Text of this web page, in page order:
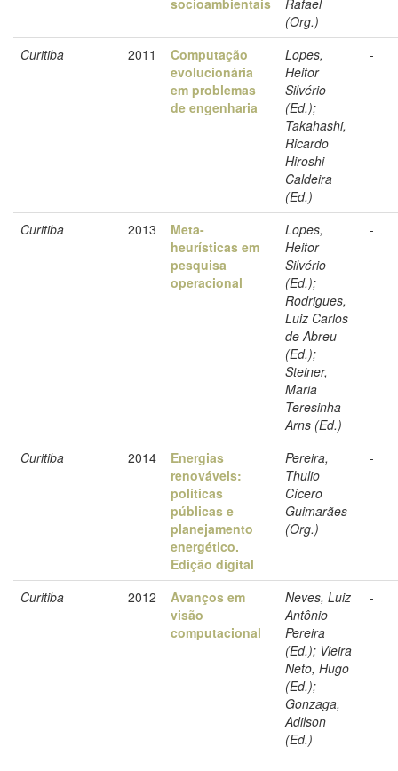
(Org.)
Curitiba
2011
Computação
evolucionária
em problemas
de engenharia
Lopes,
Heitor
Silvério
(Ed.);
Takahashi,
Ricardo
Hiroshi
Caldeira
(Ed.)
-
Curitiba 2013
Meta-
heurísticas em
pesquisa
operacional
Lopes,
Heitor
Silvério
(Ed.);
Rodrigues,
Luiz Carlos
de Abreu
(Ed.);
Steiner,
Maria
Teresinha
Arns (Ed.)
-
Curitiba 2014
Energias
renováveis:
políticas
públicas e
planejamento
energético.
Edição digital
Pereira,
Thulio
Cícero
Guimarães
(Org.)
-
Curitiba 2012
Avanços em
visão
computacional
Neves, Luiz
Antônio
Pereira
(Ed.); Vieira
Neto, Hugo
(Ed.);
Gonzaga,
Adilson
(Ed.)
-